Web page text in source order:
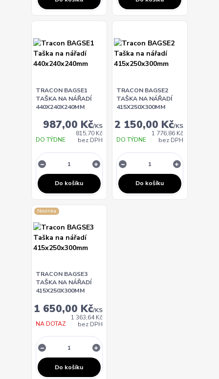
TRACON BAGSE1
TAŠKA NA NÁŘADÍ
440X240X240MM
987,00 Kč/KS
815,70 Kč
bez DPH
DO TÝDNE
Do košíku
TRACON BAGSE2
TAŠKA NA NÁŘADÍ
415X250X300MM
2 150,00 Kč/KS
1 776,86 Kč
bez DPH
DO TÝDNE
Do košíku
Novinka
TRACON BAGSE3
TAŠKA NA NÁŘADÍ
415X250X300MM
1 650,00 Kč/KS
1 363,64 Kč
bez DPH
NA DOTAZ
Do košíku